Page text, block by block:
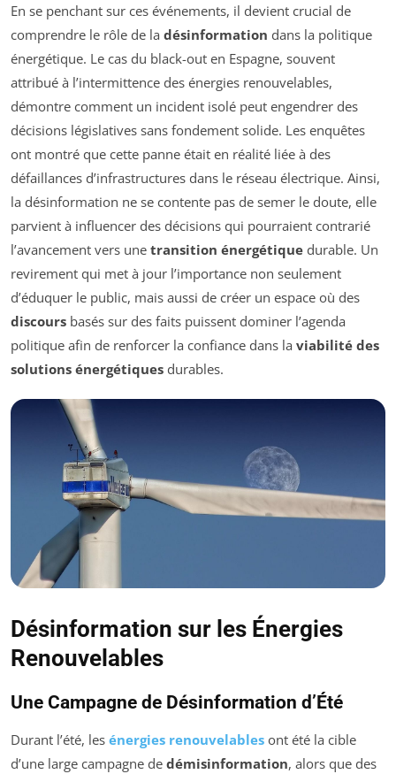
En se penchant sur ces événements, il devient crucial de
comprendre le rôle de la désinformation dans la politique
énergétique. Le cas du black-out en Espagne, souvent
attribué à l’intermittence des énergies renouvelables,
démontre comment un incident isolé peut engendrer des
décisions législatives sans fondement solide. Les enquêtes
ont montré que cette panne était en réalité liée à des
défaillances d’infrastructures dans le réseau électrique. Ainsi,
la désinformation ne se contente pas de semer le doute, elle
parvient à influencer des décisions qui pourraient contrarié
l’avancement vers une transition énergétique durable. Un
revirement qui met à jour l’importance non seulement
d’éduquer le public, mais aussi de créer un espace où des
discours basés sur des faits puissent dominer l’agenda
politique afin de renforcer la confiance dans la viabilité des
solutions énergétiques durables.
Désinformation sur les Énergies
Renouvelables
Une Campagne de Désinformation d’Été
Durant l’été, les énergies renouvelables ont été la cible
d’une large campagne de démisinformation, alors que des